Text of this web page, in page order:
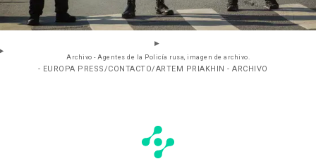
Archivo - Agentes de la Policía rusa, imagen de archivo.
- EUROPA PRESS/CONTACTO/ARTEM PRIAKHIN - ARCHIVO